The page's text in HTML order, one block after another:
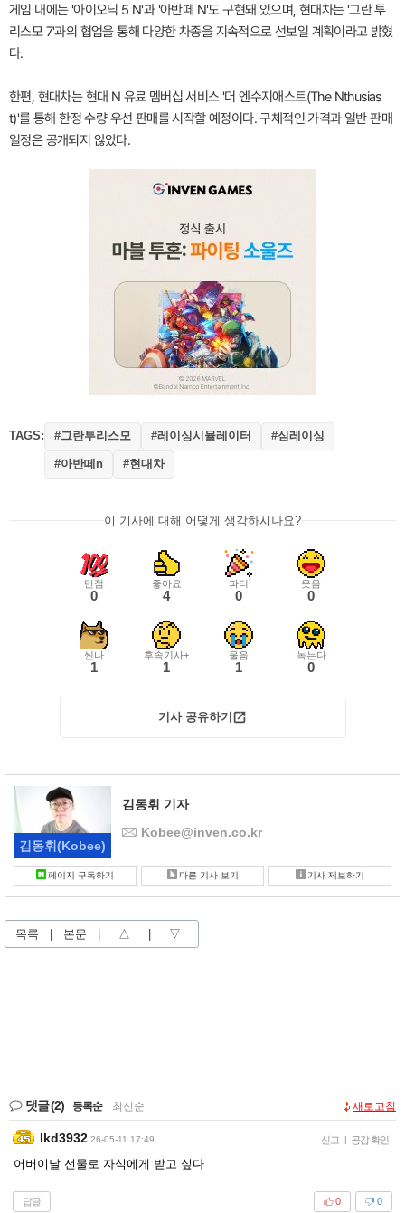
게임 내에는 '아이오닉 5 N'과 '아반떼 N'도 구현돼 있으며, 현대차는 '그란 투
리스모 7'과의 협업을 통해 다양한 차종을 지속적으로 선보일 계획이라고 밝혔
다.
한편, 현대차는 현대 N 유료 멤버십 서비스 '더 엔수지애스트(The Nthusias
t)'를 통해 한정 수량 우선 판매를 시작할 예정이다. 구체적인 가격과 일반 판매
일정은 공개되지 않았다.
TAGS: #그란투리스모 #레이싱시뮬레이터 #심레이싱
#아반떼n #현대차
이 기사에 대해 어떻게 생각하시나요?
만점
0
좋아요
4
파티
0
웃음
0
씬나
1
후속기사+
1
울음
1
녹는다
0
기사 공유하기
김동휘(Kobee)
김동휘 기자
Kobee@inven.co.kr
페이지 구독하기 다른 기사 보기 기사 제보하기
목록 | 본문 | △ | ▽
댓글(2) 등록순 최신순 새로고침
Ikd3932 26-05-11 17:49 신고 | 공감 확인
어버이날 선물로 자식에게 받고 싶다
답글 0
0